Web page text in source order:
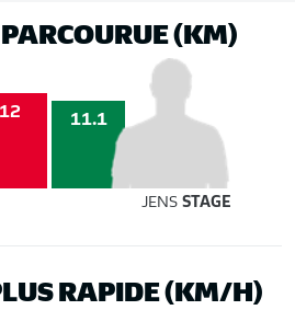
(KM)
12 11.1
JENSSTAGE
RAPIDE (KM/H)